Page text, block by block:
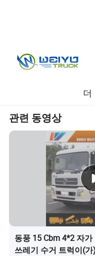
더
관련 동영상
동풍 15 Cbm 4*2 자
쓰레기 수거 트럭이(